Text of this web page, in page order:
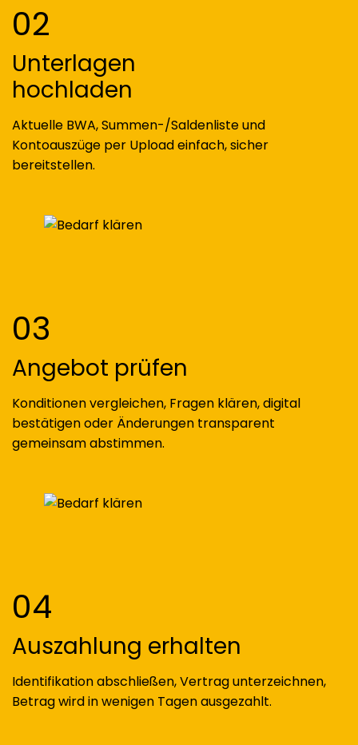
02
Unterlagen
hochladen
Aktuelle BWA, Summen-/Saldenliste und
Kontoauszüge per Upload einfach, sicher
bereitstellen.
03
Angebot prüfen
Konditionen vergleichen, Fragen klären, digital
bestätigen oder Änderungen transparent
gemeinsam abstimmen.
04
Auszahlung erhalten
Identifikation abschließen, Vertrag unterzeichnen,
Betrag wird in wenigen Tagen ausgezahlt.